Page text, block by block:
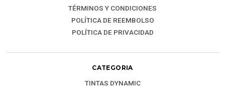
TÉRMINOS Y CONDICIONES
POLÍTICA DE REEMBOLSO
POLÍTICA DE PRIVACIDAD
CATEGORIA
TINTAS DYNAMIC